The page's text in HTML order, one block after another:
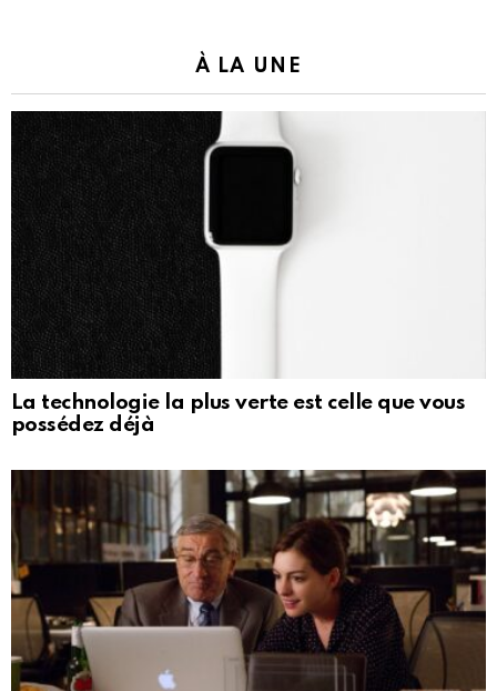
À LA UNE
La technologie la plus verte est celle que vous
possédez déjà